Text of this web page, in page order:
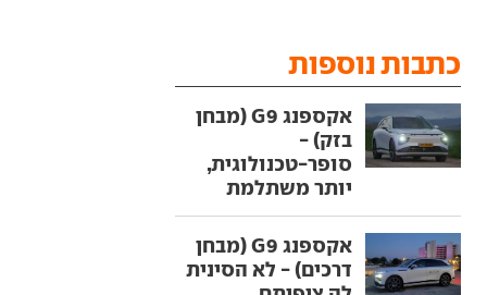
כתבות נוספות
אקספנג G9 (מבחן
בזק) -
סופר-טכנולוגית,
יותר משתלמת
אקספנג G9 (מבחן
דרכים) - לא הסינית